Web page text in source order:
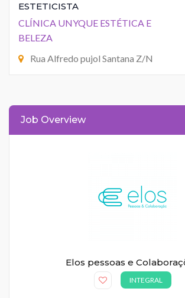
ESTETICISTA
CLÍNICA UNYQUE ESTÉTICA E
BELEZA
Rua Alfredo pujol Santana Z/N
Job Overview
Elos pessoas e
INTEGRAL